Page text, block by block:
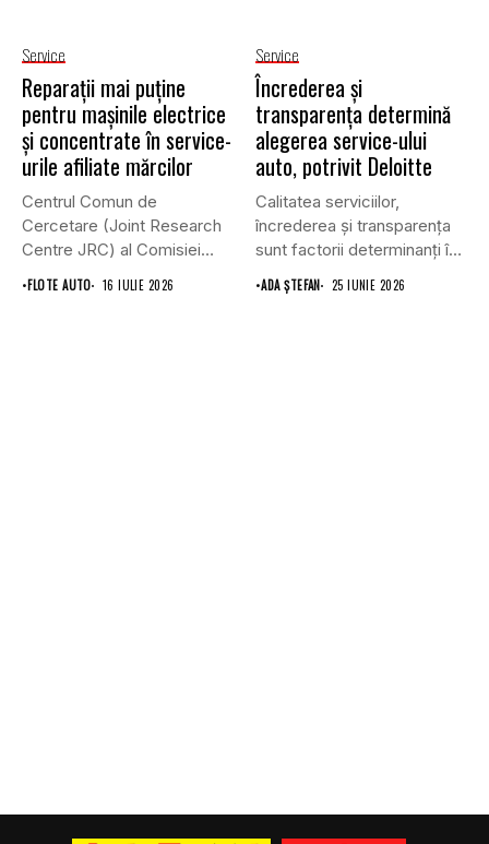
Service
Reparații mai puține
pentru mașinile electrice
și concentrate în service-
urile afiliate mărcilor
Centrul Comun de
Cercetare (Joint Research
Centre JRC) al Comisiei
Europene susține...
•FLOTE AUTO 16 IULIE 2026
Service
Încrederea și
transparența determină
alegerea service-ului
auto, potrivit Deloitte
Calitatea serviciilor,
încrederea și transparența
sunt factorii determinanți în
alegerea service-ului auto,...
•ADA ȘTEFAN 25 IUNIE 2026